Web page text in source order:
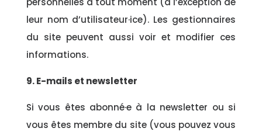
leur nom d’utilisateur·ice). Les gestionnaires
du site peuvent aussi voir et modifier ces
informations.
9. E-mails et newsletter
Si vous êtes abonné·e à la newsletter ou si
vous êtes membre du site (vous pouvez vous